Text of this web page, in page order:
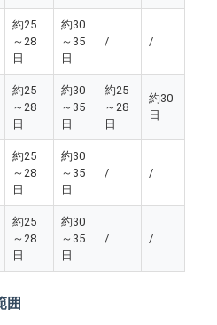
約25
～28
日
約30
～35
日
/ /
約25
～28
日
約30
～35
日
約25
～28
日
約30
日
約25
～28
日
約30
～35
日
/ /
約25
～28
日
約30
～35
日
/ /
囲